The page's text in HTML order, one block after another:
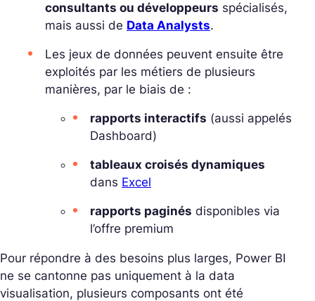
consultants ou développeurs spécialisés,
mais aussi de Data Analysts.
Les jeux de données peuvent ensuite être
exploités par les métiers de plusieurs
manières, par le biais de :
rapports interactifs (aussi appelés
Dashboard)
tableaux croisés dynamiques
dans Excel
rapports paginés disponibles via
l’offre premium
Pour répondre à des besoins plus larges, Power BI
ne se cantonne pas uniquement à la data
visualisation, plusieurs composants ont été